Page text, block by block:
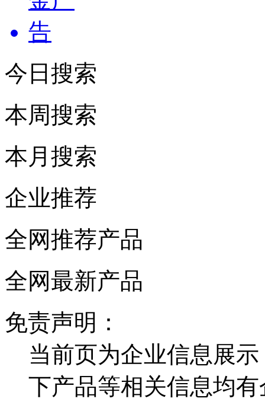
今日搜索
本周搜索
本月搜索
企业推荐
全网推荐产品
全网最新产品
免责声明：
当前页为企业信息展
下产品等相关信息均